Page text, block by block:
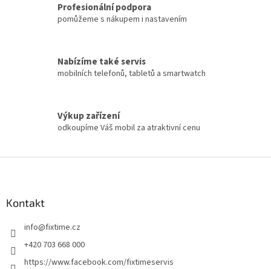
Profesionální podpora
pomůžeme s nákupem i nastavením
Nabízíme také servis
mobilních telefonů, tabletů a smartwatch
Výkup zařízení
odkoupíme Váš mobil za atraktivní cenu
Kontakt
info@fixtime.cz
+420 703 668 000
https://www.facebook.com/fixtimeservis